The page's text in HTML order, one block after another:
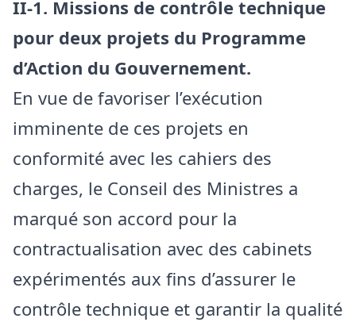
II-1. Missions de contrôle technique
pour deux projets du Programme
d’Action du Gouvernement.
En vue de favoriser l’exécution
imminente de ces projets en
conformité avec les cahiers des
charges, le Conseil des Ministres a
marqué son accord pour la
contractualisation avec des cabinets
expérimentés aux fins d’assurer le
contrôle technique et garantir la qualité